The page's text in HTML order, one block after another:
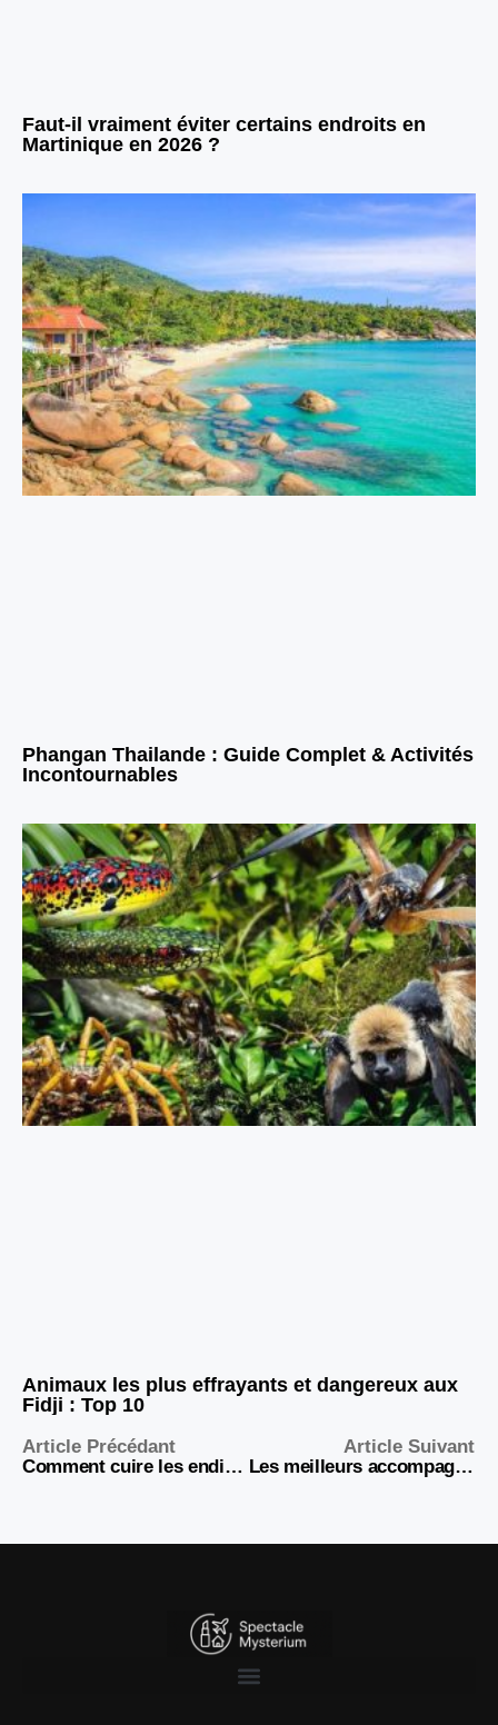
Faut-il vraiment éviter certains endroits en
Martinique en 2026 ?
Phangan Thailande : Guide Complet & Activités
Incontournables
Animaux les plus effrayants et dangereux aux
Fidji : Top 10
Article Précédant
Comment cuire les endives à la cocotte minute en 15 minutes chrono
Article Suivant
Les meilleurs accompagnements pour le saumon au four